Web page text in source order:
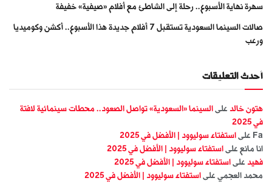
سهرة نهاية الأسبوع.. رحلة إلى الشاطئ مع أفلام «صيفية» خفيفة
صالات السينما السعودية تستقبل 7 أفلام جديدة هذا الأسبوع.. أكشن وكوميديا
ورعب
أحدث التعليقات
هتون خالد على السينما «السعودية» تواصل الصعود.. محطات سينمائية لافتة
في 2025
Fa على استفتاء سوليوود | الأفضل في 2025
انا مانع على استفتاء سوليوود | الأفضل في 2025
فهيد على استفتاء سوليوود | الأفضل في 2025
محمد العجمي على استفتاء سوليوود | الأفضل في 2025